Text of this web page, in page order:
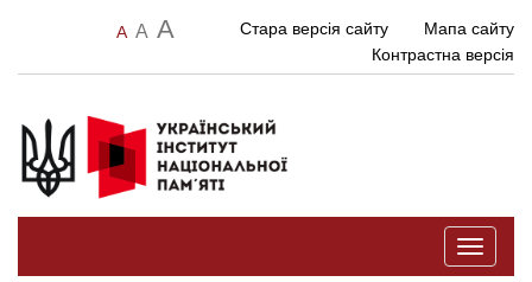
A A A Стара версія сайту
Мапа сайту
Контрастна версія
Toggle